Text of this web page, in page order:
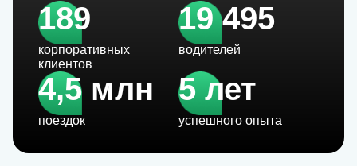
189
корпоративных
клиентов
19 495
водителей
4,5 млн
поездок
5 лет
успешного опыта